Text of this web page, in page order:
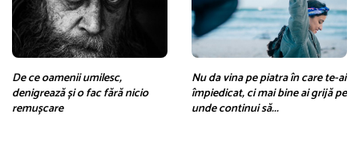
De ce oamenii umilesc,
denigrează și o fac fără nicio
remușcare
Nu da vina pe piatra în care te-ai
împiedicat, ci mai bine ai grijă pe
unde continui să...